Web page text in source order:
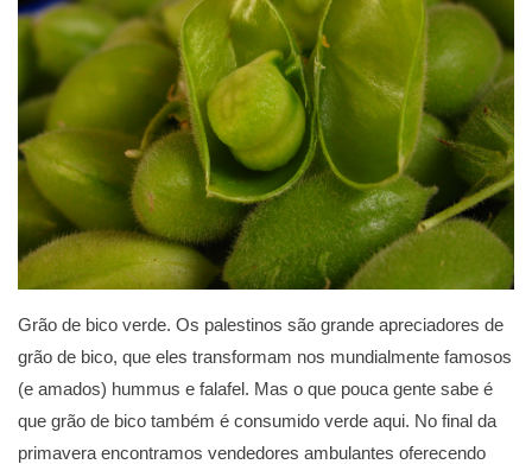
Grão de bico verde. Os palestinos são grande apreciadores de
grão de bico, que eles transformam nos mundialmente famosos
(e amados) hummus e falafel. Mas o que pouca gente sabe é
que grão de bico também é consumido verde aqui. No final da
primavera encontramos vendedores ambulantes oferecendo